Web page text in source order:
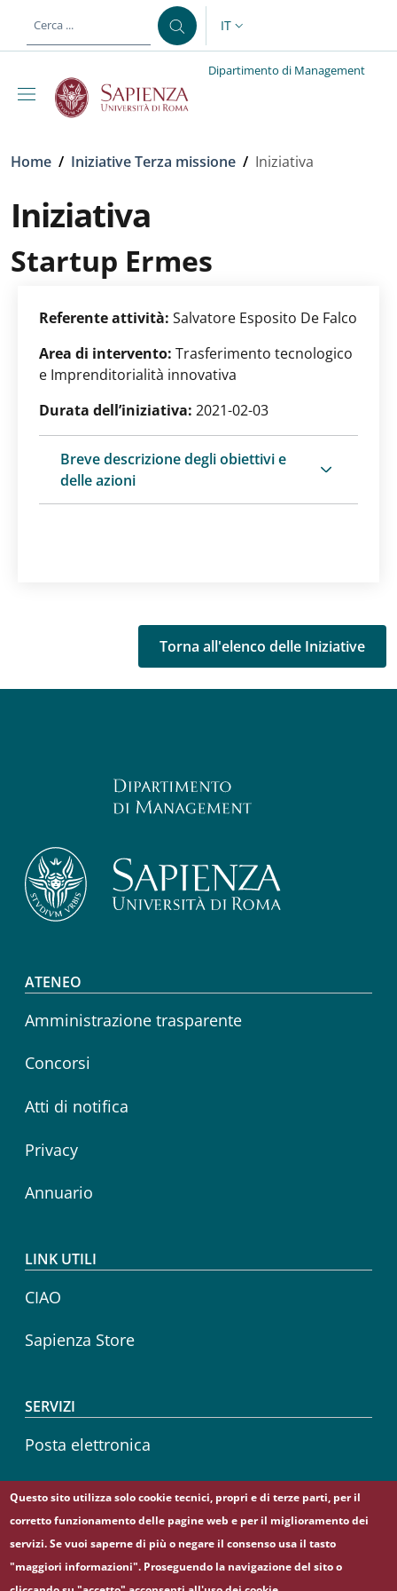
al contenuto principale
SELETTORE LINGUA:
IT
Dipartimento di Management
Briciole di pane
Home / Iniziative Terza missione / Iniziativa
Iniziativa
Startup Ermes
Referente attività: Salvatore Esposito De Falco
Area di intervento: Trasferimento tecnologico
e Imprenditorialità innovativa
Durata dell’iniziativa: 2021-02-03
Breve descrizione degli obiettivi e
delle azioni
Torna all'elenco delle Iniziative
Footer menu
ATENEO
Amministrazione trasparente
Concorsi
Atti di notifica
Privacy
Annuario
LINK UTILI
CIAO
Sapienza Store
SERVIZI
Posta elettronica
Sapienza Wireless
Career service
Questo sito utilizza solo cookie tecnici, propri e di terze parti, per il
corretto funzionamento delle pagine web e per il miglioramento dei
servizi. Se vuoi saperne di più o negare il consenso usa il tasto
"maggiori informazioni". Proseguendo la navigazione del sito o